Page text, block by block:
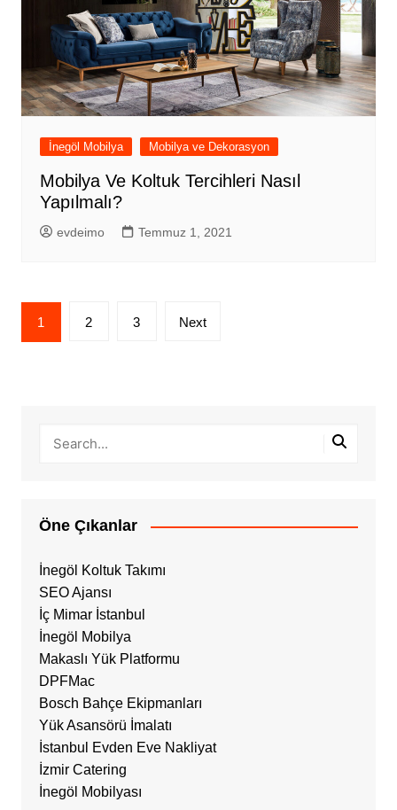
İnegöl Mobilya Mobilya ve Dekorasyon
Mobilya Ve Koltuk Tercihleri Nasıl
Yapılmalı?
evdeimo Temmuz 1, 2021
Yazı
sayfalandırması
1 2 3 Next
Öne Çıkanlar
İnegöl Koltuk Takımı
SEO Ajansı
İç Mimar İstanbul
İnegöl Mobilya
Makaslı Yük Platformu
DPFMac
Bosch Bahçe Ekipmanları
Yük Asansörü İmalatı
İstanbul Evden Eve Nakliyat
İzmir Catering
İnegöl Mobilyası